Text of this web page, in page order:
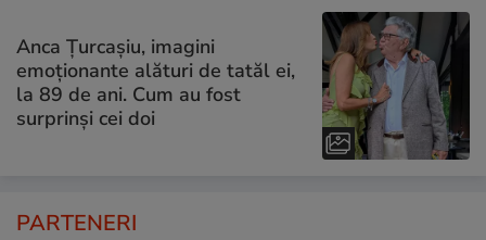
Anca Țurcașiu, imagini
emoționante alături de tatăl ei,
la 89 de ani. Cum au fost
surprinși cei doi
PARTENERI